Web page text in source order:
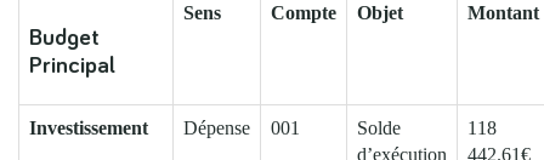
Budget
Principal
Sens Compte Objet Montant
Investissement Dépense 001
Solde
d’exécution
118
442.61€